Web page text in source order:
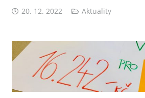
20. 12. 2022 Aktuality